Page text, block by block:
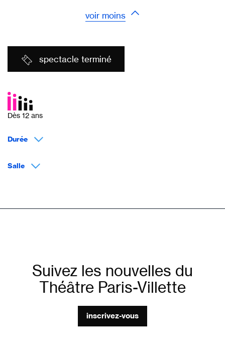
voir moins
spectacle terminé
Dès 12 ans
Durée
Salle
Suivez les nouvelles du
Théâtre Paris-Villette
inscrivez-vous